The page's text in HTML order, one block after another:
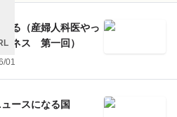
る（産婦人科医やっ
ネス 第一回）
01
ースになる国